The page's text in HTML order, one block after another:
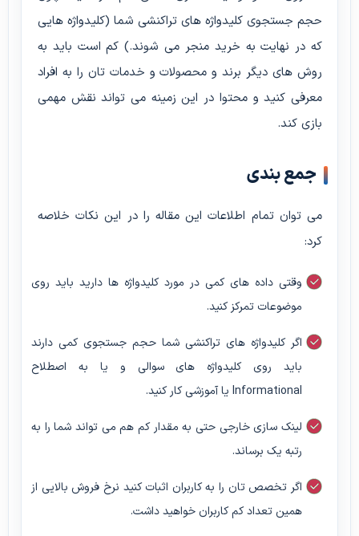
حجم جستجوی کلیدواژه های تراکنشی شما (کلیدواژه هایی
که در نهایت به خرید منجر می شوند.) کم است باید به
روش های دیگر برند و محصولات و خدمات تان را به افراد
معرفی کنید و محتوا در این زمینه می تواند نقش مهمی
بازی کند.
جمع بندی
می توان تمام اطلاعات این مقاله را در این نکات خلاصه
کرد:
وقتی داده های کمی در مورد کلیدواژه ها دارید باید روی
موضوعات تمرکز کنید.
اگر کلیدواژه های تراکنشی شما حجم جستجوی کمی دارند
باید روی کلیدواژه های سوالی و یا به اصطلاح
Informational یا آموزشی کار کنید.
لینک سازی خارجی حتی به مقدار کم هم می تواند شما را به
رتبه یک برساند.
اگر تخصص تان را به کاربران اثبات کنید نرخ فروش بالایی از
همین تعداد کم کاربران خواهید داشت.